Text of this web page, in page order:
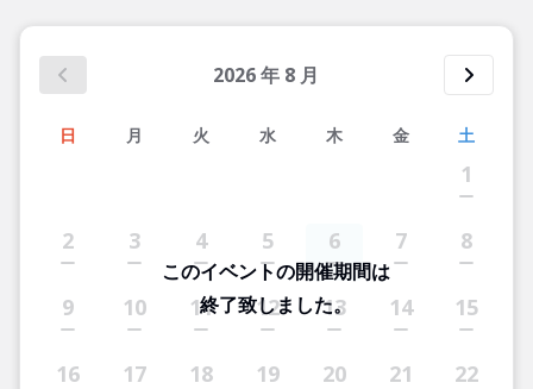
2026年 8 月
日 月 火 水 木 金 土
1
2 3 4 5 6 7 8
9 10 11 12 13 14 15
16 17 18 19 20 21 22
このイベントの開催期間は
終了致しました。